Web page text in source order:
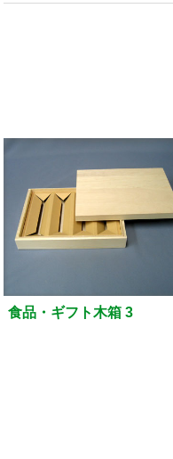
食品・ギフト木箱 3